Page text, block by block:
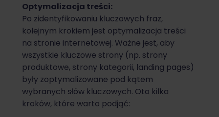
Optymalizacja treści:
Po zidentyfikowaniu kluczowych fraz,
kolejnym krokiem jest optymalizacja treści
na stronie internetowej. Ważne jest, aby
wszystkie kluczowe strony (np. strony
produktowe, strony kategorii, landing pages)
były zoptymalizowane pod kątem
wybranych słów kluczowych. Oto kilka
kroków, które warto podjąć: